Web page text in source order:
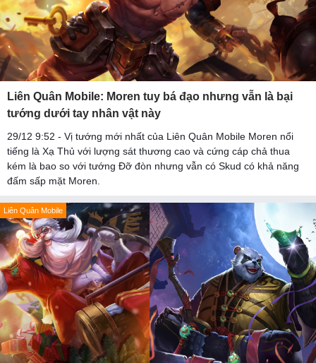
Liên Quân Mobile: Moren tuy bá đạo nhưng vẫn là bại
tướng dưới tay nhân vật này
29/12 9:52 - Vị tướng mới nhất của Liên Quân Mobile Moren nổi
tiếng là Xạ Thủ với lượng sát thương cao và cứng cáp chả thua
kém là bao so với tướng Đỡ đòn nhưng vẫn có Skud có khả năng
đấm sấp mặt Moren.
Liên Quân Mobile